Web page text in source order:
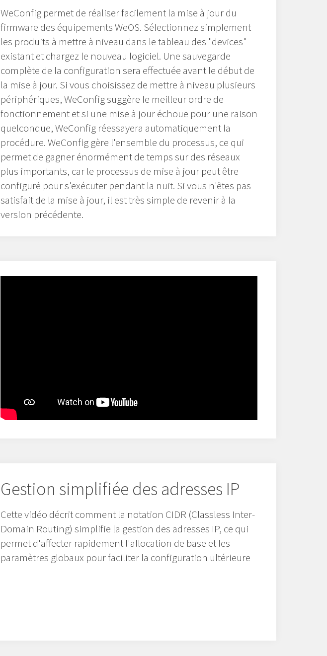
WeConfig permet de réaliser facilement la mise à jour du
firmware des équipements WeOS. Sélectionnez simplement
les produits à mettre à niveau dans le tableau des "devices"
existant et chargez le nouveau logiciel. Une sauvegarde
complète de la configuration sera effectuée avant le début de
la mise à jour. Si vous choisissez de mettre à niveau plusieurs
périphériques, WeConfig suggère le meilleur ordre de
fonctionnement et si une mise à jour échoue pour une raison
quelconque, WeConfig réessayera automatiquement la
procédure. WeConfig gère l'ensemble du processus, ce qui
permet de gagner énormément de temps sur des réseaux
plus importants, car le processus de mise à jour peut être
configuré pour s'exécuter pendant la nuit. Si vous n'êtes pas
satisfait de la mise à jour, il est très simple de revenir à la
version précédente.
Gestion simplifiée des adresses IP
Cette vidéo décrit comment la notation CIDR (Classless Inter-
Domain Routing) simplifie la gestion des adresses IP, ce qui
permet d'affecter rapidement l'allocation de base et les
paramètres globaux pour faciliter la configuration ultérieure